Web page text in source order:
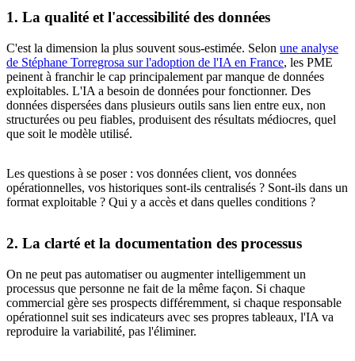
1. La qualité et l'accessibilité des données
C'est la dimension la plus souvent sous-estimée. Selon une analyse
de Stéphane Torregrosa sur l'adoption de l'IA en France, les PME
peinent à franchir le cap principalement par manque de données
exploitables. L'IA a besoin de données pour fonctionner. Des
données dispersées dans plusieurs outils sans lien entre eux, non
structurées ou peu fiables, produisent des résultats médiocres, quel
que soit le modèle utilisé.
Les questions à se poser : vos données client, vos données
opérationnelles, vos historiques sont-ils centralisés ? Sont-ils dans un
format exploitable ? Qui y a accès et dans quelles conditions ?
2. La clarté et la documentation des processus
On ne peut pas automatiser ou augmenter intelligemment un
processus que personne ne fait de la même façon. Si chaque
commercial gère ses prospects différemment, si chaque responsable
opérationnel suit ses indicateurs avec ses propres tableaux, l'IA va
reproduire la variabilité, pas l'éliminer.